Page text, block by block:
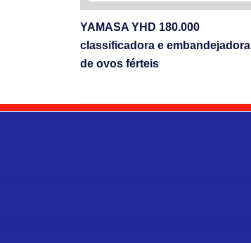
YAMASA YHD 180.000
classificadora e embandejadora
de ovos férteis